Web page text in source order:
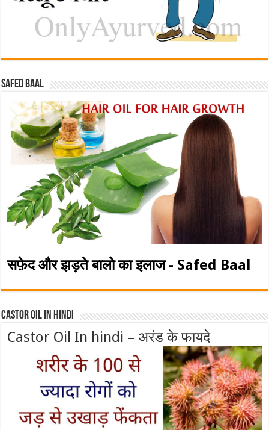
Safed baal
सफ़ेद और झड़ते बालो का इलाज - Safed Baal
Castor Oil In Hindi
Castor Oil In hindi – अरंड के फायदे